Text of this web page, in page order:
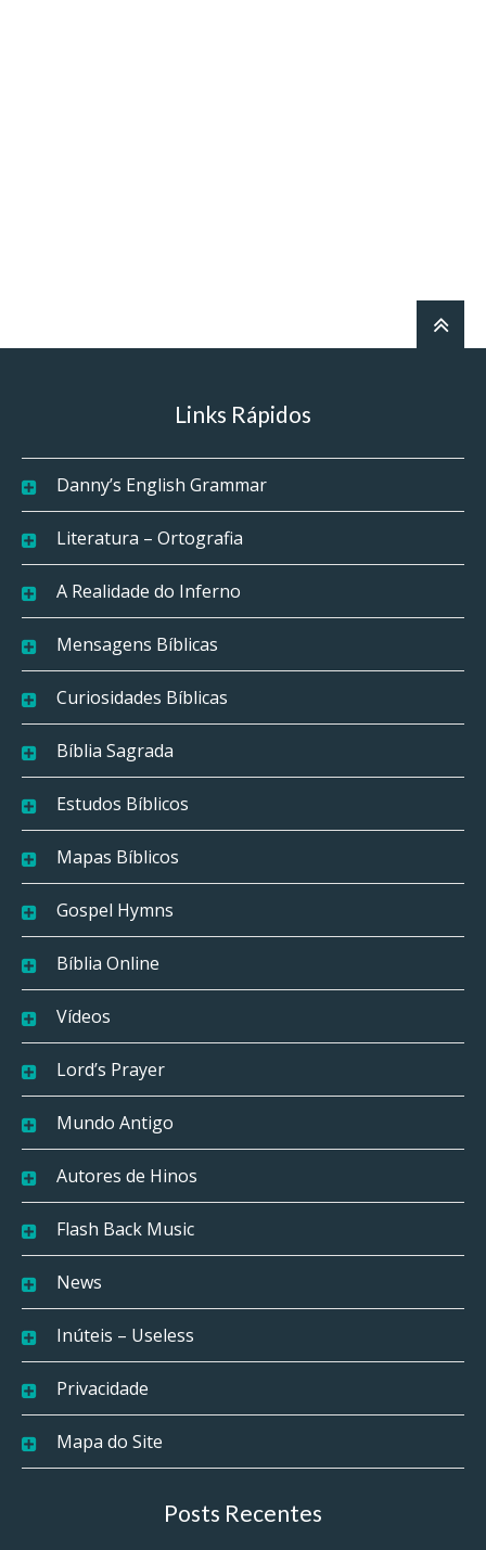
Links Rápidos
Danny’s English Grammar
Literatura – Ortografia
A Realidade do Inferno
Mensagens Bíblicas
Curiosidades Bíblicas
Bíblia Sagrada
Estudos Bíblicos
Mapas Bíblicos
Gospel Hymns
Bíblia Online
Vídeos
Lord’s Prayer
Mundo Antigo
Autores de Hinos
Flash Back Music
News
Inúteis – Useless
Privacidade
Mapa do Site
Posts Recentes